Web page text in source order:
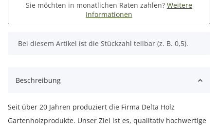
Sie möchten in monatlichen Raten zahlen? Weitere
Informationen
x
Bei diesem Artikel ist die Stückzahl teilbar (z. B. 0,5).
Beschreibung
Seit über 20 Jahren produziert die Firma Delta Holz
Gartenholzprodukte. Unser Ziel ist es, qualitativ hochwertige